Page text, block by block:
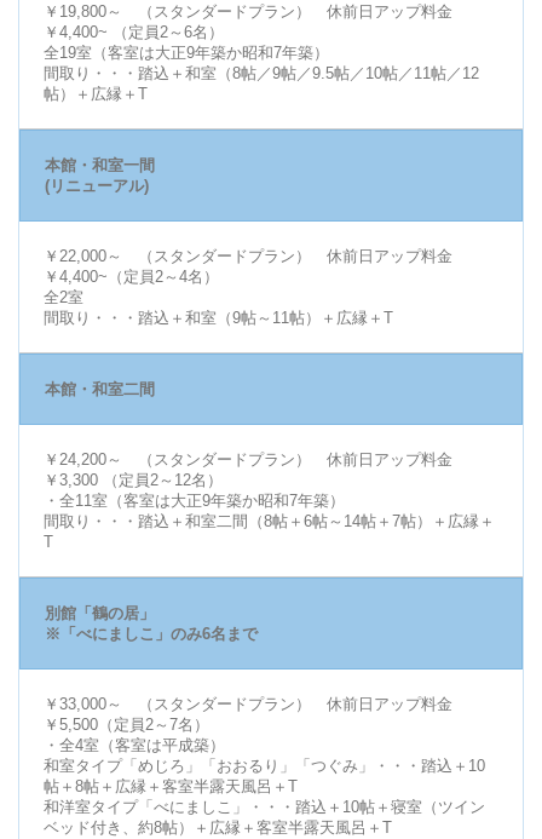
￥19,800～ （スタンダードプラン） 休前日アップ料金
￥4,400~ （定員2～6名）
全19室（客室は大正9年築か昭和7年築）
間取り・・・踏込＋和室（8帖／9帖／9.5帖／10帖／11帖／12
帖）＋広縁＋T
本館・和室一間
(リニューアル)
￥22,000～ （スタンダードプラン） 休前日アップ料金
￥4,400~（定員2～4名）
全2室
間取り・・・踏込＋和室（9帖～11帖）＋広縁＋T
本館・和室二間
￥24,200～ （スタンダードプラン） 休前日アップ料金
￥3,300 （定員2～12名）
・全11室（客室は大正9年築か昭和7年築）
間取り・・・踏込＋和室二間（8帖＋6帖～14帖＋7帖）＋広縁＋
T
別館「鶴の居」
※「べにましこ」のみ6名まで
￥33,000～ （スタンダードプラン） 休前日アップ料金
￥5,500（定員2～7名）
・全4室（客室は平成築）
和室タイプ「めじろ」「おおるり」「つぐみ」・・・踏込＋10
帖＋8帖＋広縁＋客室半露天風呂＋T
和洋室タイプ「べにましこ」・・・踏込＋10帖＋寝室（ツイン
ベッド付き、約8帖）＋広縁＋客室半露天風呂＋T